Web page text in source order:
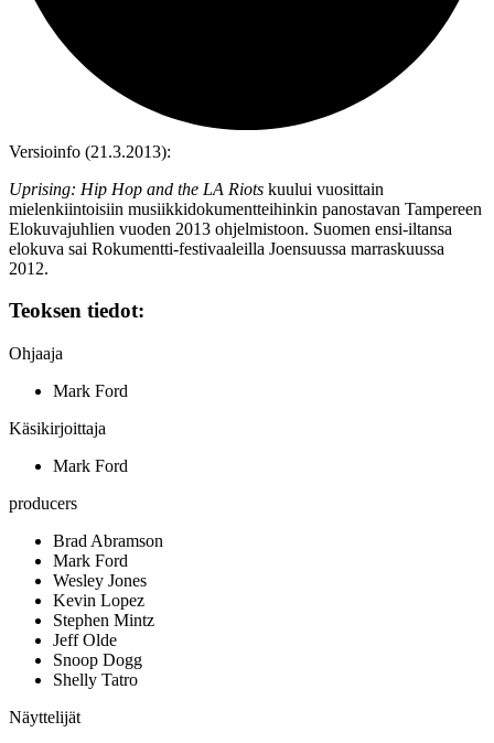
Versioinfo (21.3.2013):
Uprising: Hip Hop and the LA Riots kuului vuosittain
mielenkiintoisiin musiikkidokumentteihinkin panostavan Tampereen
Elokuvajuhlien vuoden 2013 ohjelmistoon. Suomen ensi-iltansa
elokuva sai Rokumentti-festivaaleilla Joensuussa marraskuussa
2012.
Teoksen tiedot:
Ohjaaja
Mark Ford
Käsikirjoittaja
Mark Ford
producers
Brad Abramson
Mark Ford
Wesley Jones
Kevin Lopez
Stephen Mintz
Jeff Olde
Snoop Dogg
Shelly Tatro
Näyttelijät